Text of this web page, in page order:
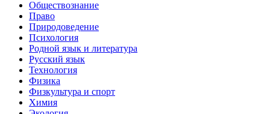
Обществознание
Право
Природоведение
Психология
Родной язык и литература
Русский язык
Технология
Физика
Физкультура и спорт
Химия